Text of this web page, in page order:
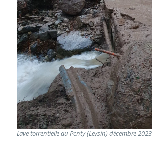
Lave torrentielle au Ponty (Leysin) décembre 2023